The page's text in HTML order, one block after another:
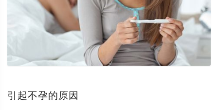
引起不孕的原因